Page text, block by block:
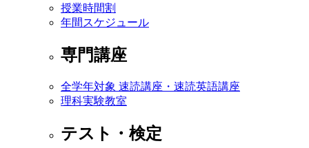
授業時間割
年間スケジュール
専門講座
全学年対象 速読講座・速読英語講座
理科実験教室
テスト・検定